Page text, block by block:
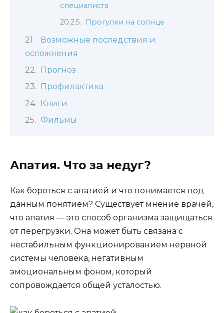
специалиста
Прогулки на солнце
Возможные последствия и
осложнения
Прогноз
Профилактика
Книги
Фильмы
Апатия. Что за недуг?
Как бороться с апатией и что понимается под
данным понятием? Существует мнение врачей,
что апатия — это способ организма защищаться
от перегрузки. Она может быть связана с
нестабильным функционированием нервной
системы человека, негативным
эмоциональным фоном, который
сопровождается общей усталостью.